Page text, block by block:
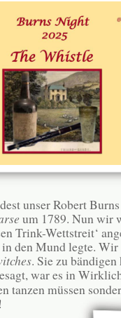
unser Robert
um 1789. Nun wir
Trink-Wettstreit‘
den Mund legte. Wir
. Sie zu
war es in
tanzen müssen